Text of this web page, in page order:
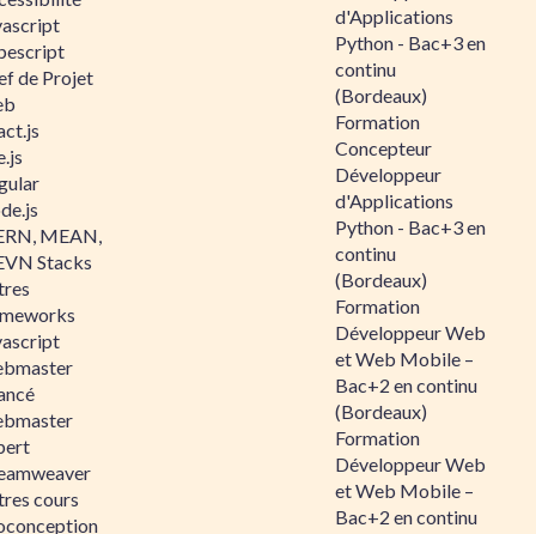
de Projet
MEAN,
Stacks
cours
d'Applications
Python - Bac+3 en
continu
(Bordeaux)
Formation
Concepteur
Développeur
d'Applications
Python - Bac+3 en
continu
(Bordeaux)
Formation
Développeur Web
et Web Mobile –
Bac+2 en continu
(Bordeaux)
Formation
Développeur Web
et Web Mobile –
Bac+2 en continu